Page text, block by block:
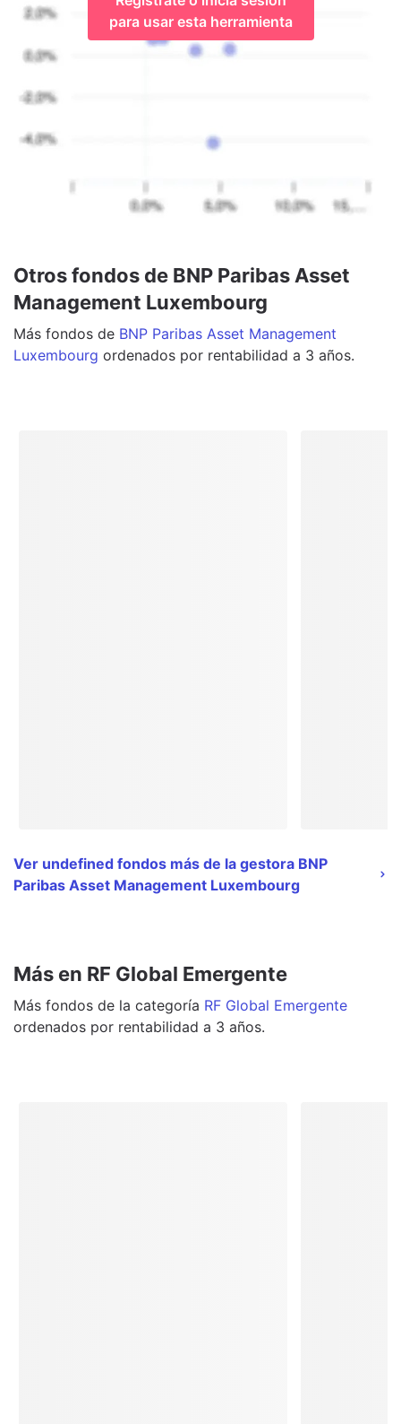
para usar esta herramienta
Otros fondos de BNP Paribas Asset
Management Luxembourg
Más fondos de BNP Paribas Asset Management
Luxembourg ordenados por rentabilidad a 3 años.
Ver undefined fondos más de la gestora BNP
Paribas Asset Management Luxembourg
Más en RF Global Emergente
Más fondos de la categoría RF Global Emergente
ordenados por rentabilidad a 3 años.